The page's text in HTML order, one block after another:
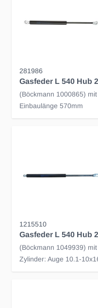
281986
Gasfeder L 540 Hub
(Böckmann 1000865)
Einbaulänge 570mm
1215510
Gasfeder L 540 Hub
(Böckmann 1049939)
Zylinder: Auge 10.1-